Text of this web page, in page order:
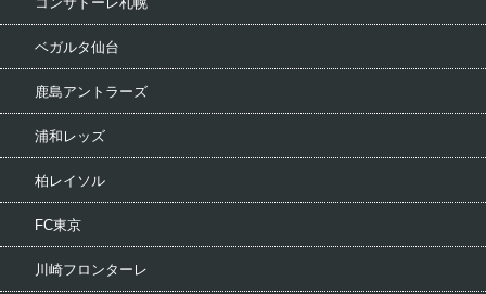
ベガルタ仙台
鹿島アントラーズ
浦和レッズ
柏レイソル
FC東京
川崎フロンターレ